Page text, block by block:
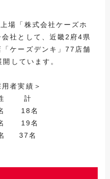
場「株式会社ケーズホ
社として、近畿2府4県
ケーズデンキ」77店舗
しています。
者実績＞
性 計
18名
19名
37名